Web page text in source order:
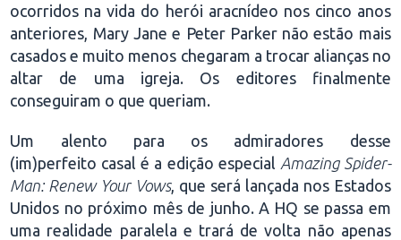
ocorridos na vida do herói aracnídeo nos cinco anos
anteriores, Mary Jane e Peter Parker não estão mais
casados e muito menos chegaram a trocar alianças no
altar de uma igreja. Os editores finalmente
conseguiram o que queriam.
Um alento para os admiradores desse
(im)perfeito casal é a edição especial Amazing Spider-
Man: Renew Your Vows, que será lançada nos Estados
Unidos no próximo mês de junho. A HQ se passa em
uma realidade paralela e trará de volta não apenas